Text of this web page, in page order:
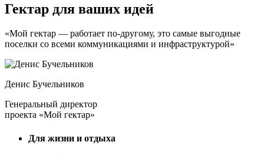
Гектар для ваших идей
«Мой гектар — работает по-другому, это самые выгодные
поселки со всеми коммуникациями и инфраструктурой»
Денис Бучельников
Генеральный директор
проекта «Мой гектар»
Для жизни и отдыха